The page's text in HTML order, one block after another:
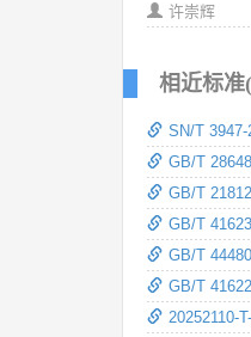
许崇辉
相近标准
SN/T
GB/T
GB/T
GB/T
GB/T
GB/T
20252110-